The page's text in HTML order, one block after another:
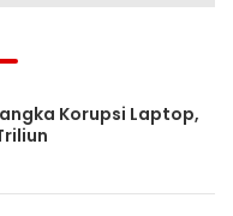
Korupsi Laptop,